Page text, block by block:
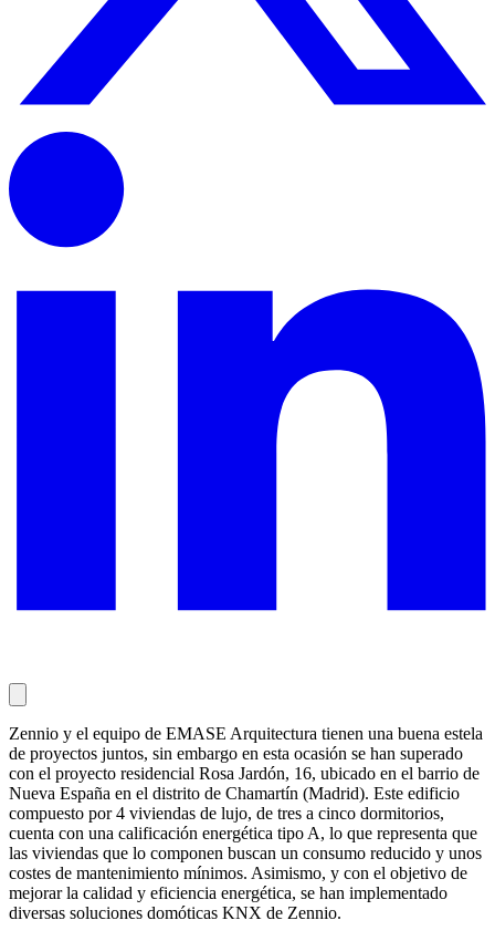
Zennio y el equipo de EMASE Arquitectura tienen una buena estela
de proyectos juntos, sin embargo en esta ocasión se han superado
con el proyecto residencial Rosa Jardón, 16, ubicado en el barrio de
Nueva España en el distrito de Chamartín (Madrid). Este edificio
compuesto por 4 viviendas de lujo, de tres a cinco dormitorios,
cuenta con una calificación energética tipo A, lo que representa que
las viviendas que lo componen buscan un consumo reducido y unos
costes de mantenimiento mínimos. Asimismo, y con el objetivo de
mejorar la calidad y eficiencia energética, se han implementado
diversas soluciones domóticas KNX de Zennio.